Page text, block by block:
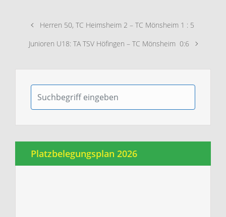
Herren 50, TC Heimsheim 2 – TC Mönsheim 1 : 5
Junioren U18: TA TSV Höfingen – TC Mönsheim 0:6
Platzbelegungsplan 2026